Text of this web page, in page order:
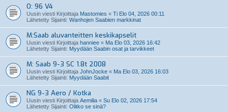
O: 96 V4
Uusin viesti Kirjoittaja Mastomies « Ti Elo 04, 2026 00:11
Lähetetty Sijainti: Wanhojen Saabien markkinat
M:Saab aluvanteitten keskikapselit
Uusin viesti Kirjoittaja hanniee « Ma Elo 03, 2026 16:42
Lähetetty Sijainti: Myydään Saabin osat ja tarvikkeet
M: Saab 9-3 SC 1.8t 2008
Uusin viesti Kirjoittaja JohnJocke « Ma Elo 03, 2026 16:03
Lähetetty Sijainti: Myydään Saabit
NG 9-3 Aero / Kotka
Uusin viesti Kirjoittaja Aemilia « Su Elo 02, 2026 17:54
Lähetetty Sijainti: Olitko se sinä?